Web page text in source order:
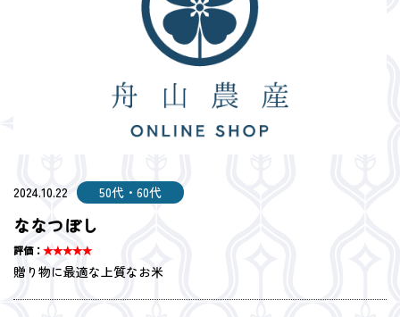
2024.10.22 50代・60代
ななつぼし
評価：★★★★★
贈り物に最適な上質なお米